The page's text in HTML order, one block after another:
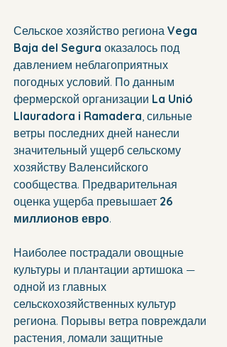
Сельское хозяйство региона Vega
Baja del Segura оказалось под
давлением неблагоприятных
погодных условий. По данным
фермерской организации La Unió
Llauradora i Ramadera, сильные
ветры последних дней нанесли
значительный ущерб сельскому
хозяйству Валенсийского
сообщества. Предварительная
оценка ущерба превышает 26
миллионов евро.
Наиболее пострадали овощные
культуры и плантации артишока —
одной из главных
сельскохозяйственных культур
региона. Порывы ветра повреждали
растения, ломали защитные